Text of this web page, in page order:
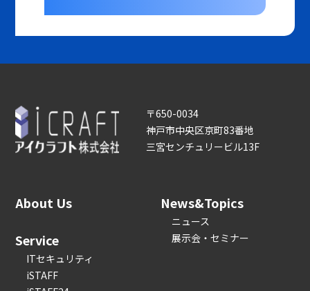
〒650-0034
神戸市中央区京町83番地
三宮センチュリービル13F
About Us
Service
ITセキュリティ
iSTAFF
News&Topics
ニュース
展示会・セミナー